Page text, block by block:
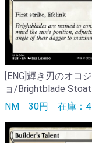
[ENG]輝き刃のオコジ
ョ/Brightblade Stoat
NM 30円 在庫：4